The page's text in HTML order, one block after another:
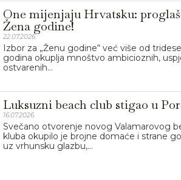
One mijenjaju Hrvatsku:
Žena godine!
22.07.2026.
Izbor za „Ženu godine“ već više od
godina okuplja mnoštvo ambicioznih,
ostvarenih...
Luksuzni beach club stigao u
16.07.2026.
Svečano otvorenje novog Valamarovog
kluba okupilo je brojne domaće i strane
uz vrhunsku glazbu,...